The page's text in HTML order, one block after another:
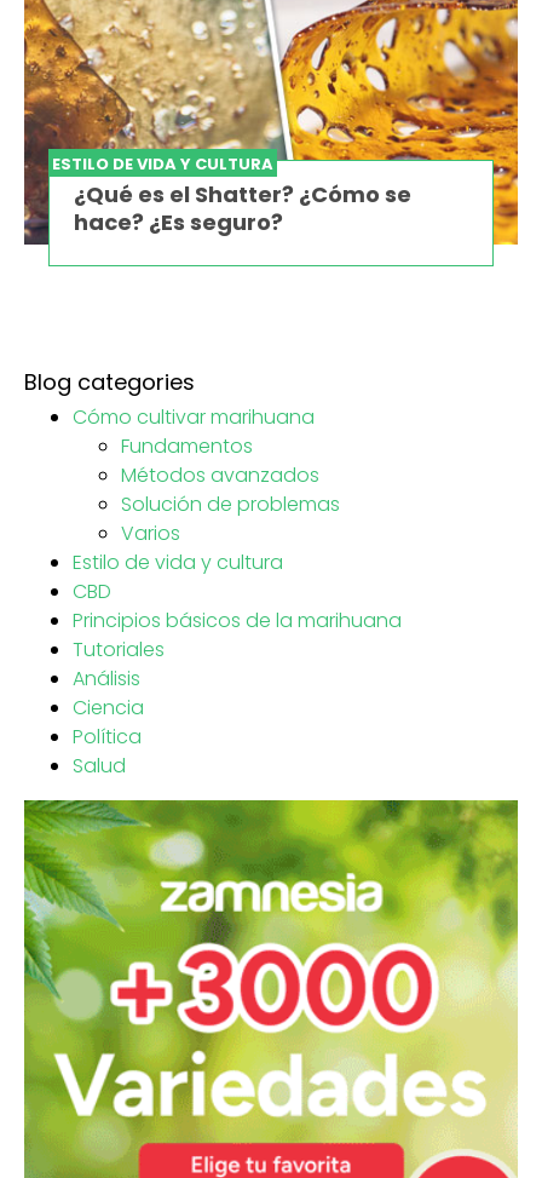
ESTILO DE VIDA Y CULTURA
¿Qué es el Shatter? ¿Cómo se
hace? ¿Es seguro?
Blog categories
Cómo cultivar marihuana
Fundamentos
Métodos avanzados
Solución de problemas
Varios
Estilo de vida y cultura
CBD
Principios básicos de la marihuana
Tutoriales
Análisis
Ciencia
Política
Salud